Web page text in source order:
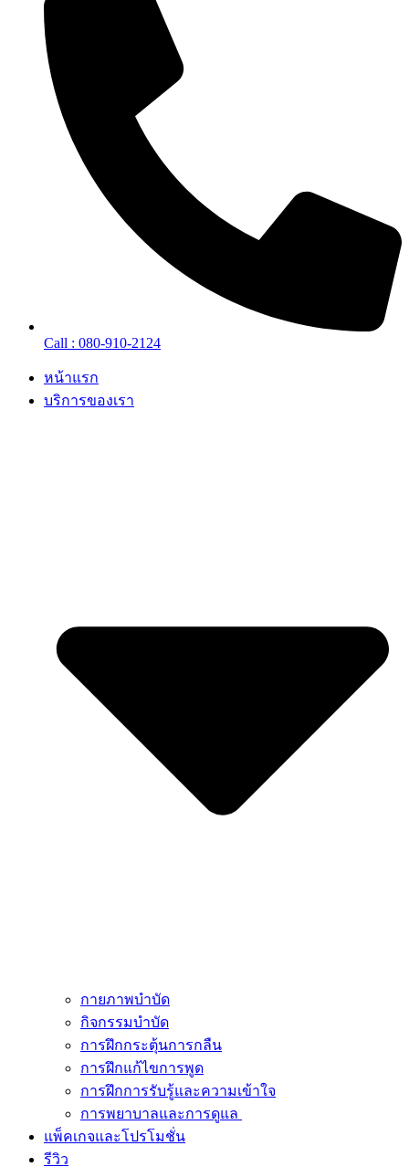
Call : 080-910-2124
หน้าแรก
บริการของเรา
กายภาพบำบัด
กิจกรรมบำบัด
การฝึกกระตุ้นการกลืน
การฝึกแก้ไขการพูด
การฝึกการรับรู้และความเข้าใจ
การพยาบาลและการดูแล
แพ็คเกจและโปรโมชั่น
รีวิว